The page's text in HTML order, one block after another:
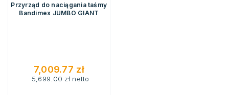
Przyrząd do naciągania taśmy
Bandimex JUMBO GIANT
7,009.77 zł
5,699.00 zł netto